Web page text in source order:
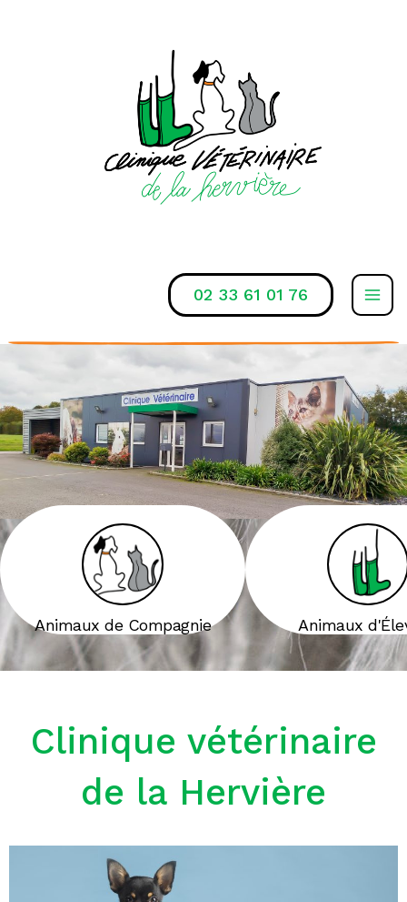
02 33 61 01 76
Animaux de Compagnie Animaux
Clinique vétérinaire
de la Hervière